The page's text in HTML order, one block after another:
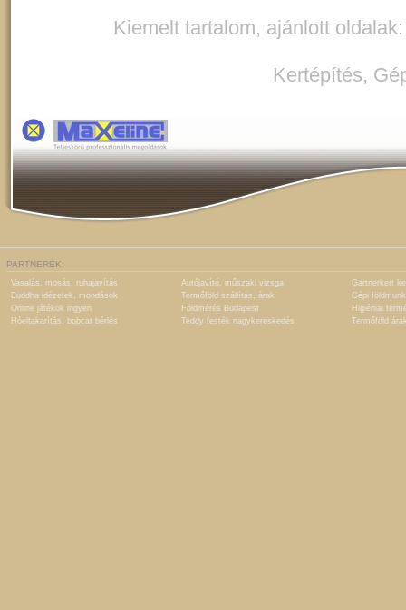
Kiemelt tartalom, ajánlott
Kertépítés,
PARTNEREK:
Vasalás, mosás, ruhajavítás Autójavító, műszaki vizsga
Gartnerkert
Buddha idézetek, mondások
Termőföld szállítás, árak
Gépi
Online játékok ingyen
Földmérés Budapest
Higiéniai
Hóeltakarítás, bobcat bérlés
Teddy festék nagykereskedés Termőföld